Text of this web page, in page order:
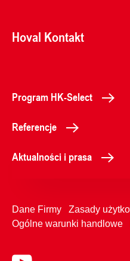
Hoval Kontakt
Program HK-Select
Referencje
Aktualności i prasa
Dane Firmy Zasady
Ogólne warunki handlowe